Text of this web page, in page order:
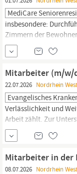
deutschlandweit. Wir
ServiceWohnen...
MediCare
insbesondere:
Zimmern der
Gewährleistung der
internen
Reinigungsmaterialien.
Mitarbeiter (m/w/
22.07.2026 Nordrhein
Evangelisches
Verlässlichkeit und
Arbeit zählt. Zur
Teilzeit 15 Stunden
Hauswirtschaft
Sie mit: - Eine
Arbeitsweise -
Mitarbeiter in der
08.07.2026 Nordrhein